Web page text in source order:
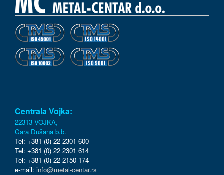
Centrala Vojka:
22313 VOJKA,
Cara Dušana b.b.
Tel: +381 (0) 22 2301 600
Tel: +381 (0) 22 2301 614
Tel: +381 (0) 22 2150 174
e-mail: info@metal-centar.rs